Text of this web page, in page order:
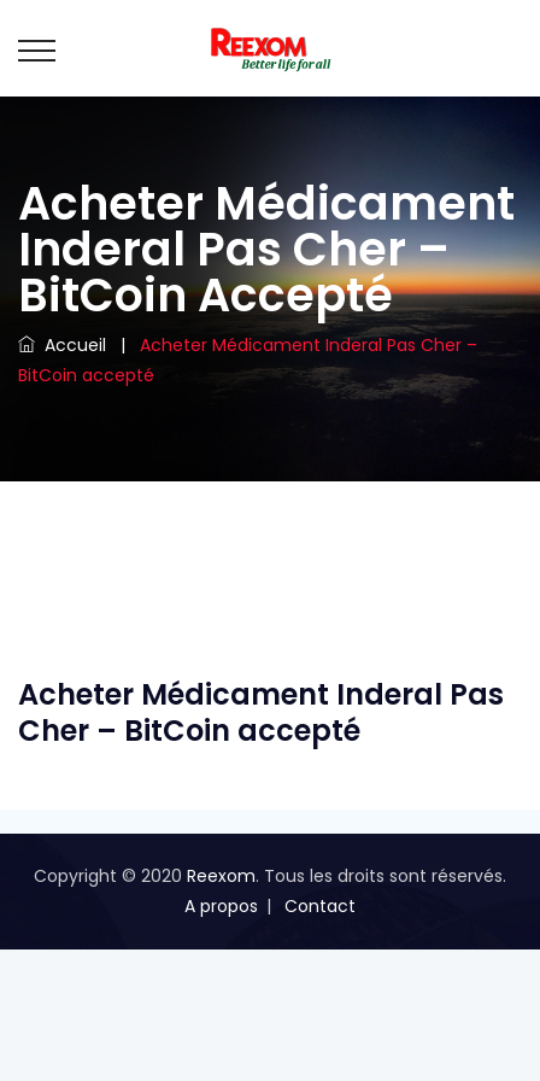
Acheter Médicament
Inderal Pas Cher –
BitCoin Accepté
Accueil |
Acheter Médicament Inderal Pas Cher –
BitCoin accepté
Acheter Médicament Inderal Pas
Cher – BitCoin accepté
Copyright © 2020 Reexom. Tous les droits sont réservés.
A propos
Contact